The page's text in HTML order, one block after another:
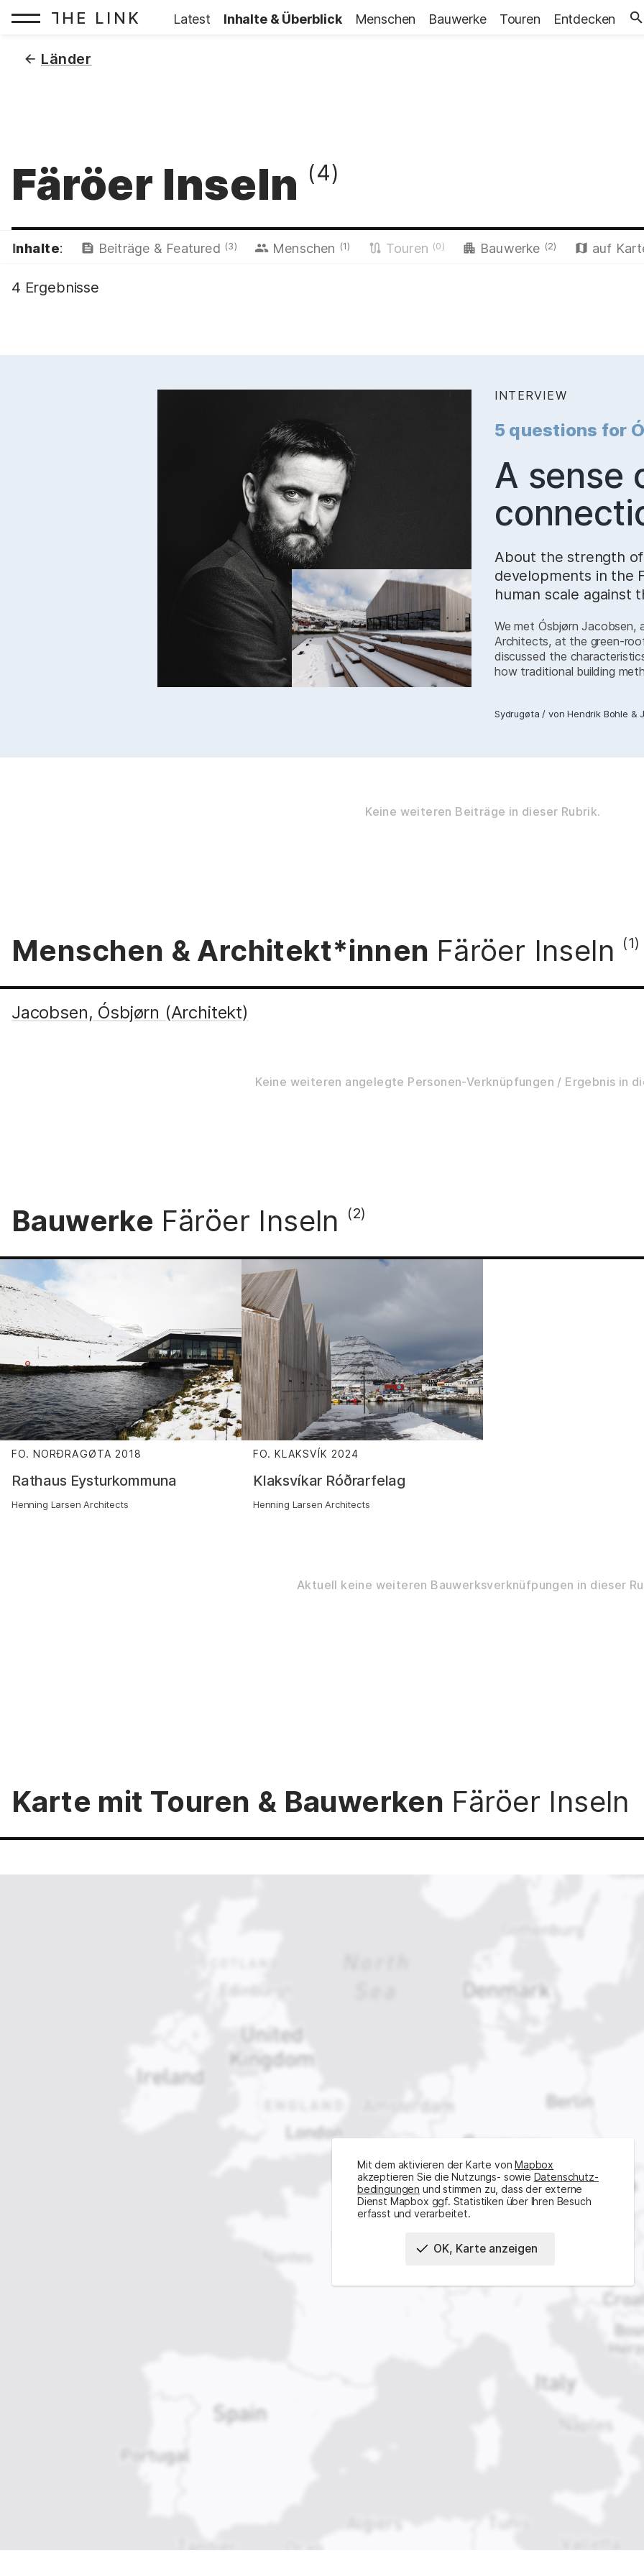
Zum Inhalt springen
T
HE LINK Startseite:
Latest Inhalte & Überblick Menschen Bauwerke Touren Entdecken
Färöer Inseln (4)
( Länder
Inhalte: Beiträge & Featured (3) Menschen (1) Touren (0) Bauwerke (2) auf
4 Ergebnisse
INTERVIEW:
5 questions for
A sense
About the strength
developments in the
human scale against
We met Ósbjørn Jacobsen,
Architects, at the green-
discussed the
how traditional building
Sydrugøta / vonHendrik Bohle &
Keine weiteren Beiträge in dieser Rubrik.
Menschen & Architekt*innen Färöer Inseln (1)
Jacobsen, Ósbjørn (Architekt)
Keine weiteren angelegte Personen-Verknüpfungen / Ergebnis in
Bauwerke Färöer Inseln (2)
FO. NORÐRAGØTA 2018
Rathaus Eysturkommuna
Henning Larsen Architects
FO. KLAKSVÍK 2024
Klaksvíkar Róðrarfelag
Henning Larsen Architects
Aktuell keine weiteren Bauwerksverknüfpungen in dieser
Karte mit Touren & Bauwerken Färöer Inseln
Mit dem aktivieren der Karte vonMapbox
akzeptieren Sie die Nutzungs- sowie Daten­schutz­
bedingungen und stimmen zu, dass der externe
Dienst Mapbox ggf. Statistiken über Ihren Besuch
erfasst und verarbeitet.
OK, Karte anzeigen